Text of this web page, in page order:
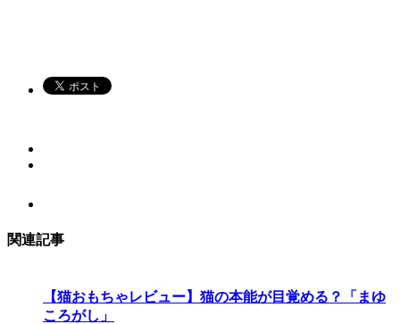
関連記事
【猫おもちゃレビュー】猫の本能が目覚める？「まゆ
ころがし」